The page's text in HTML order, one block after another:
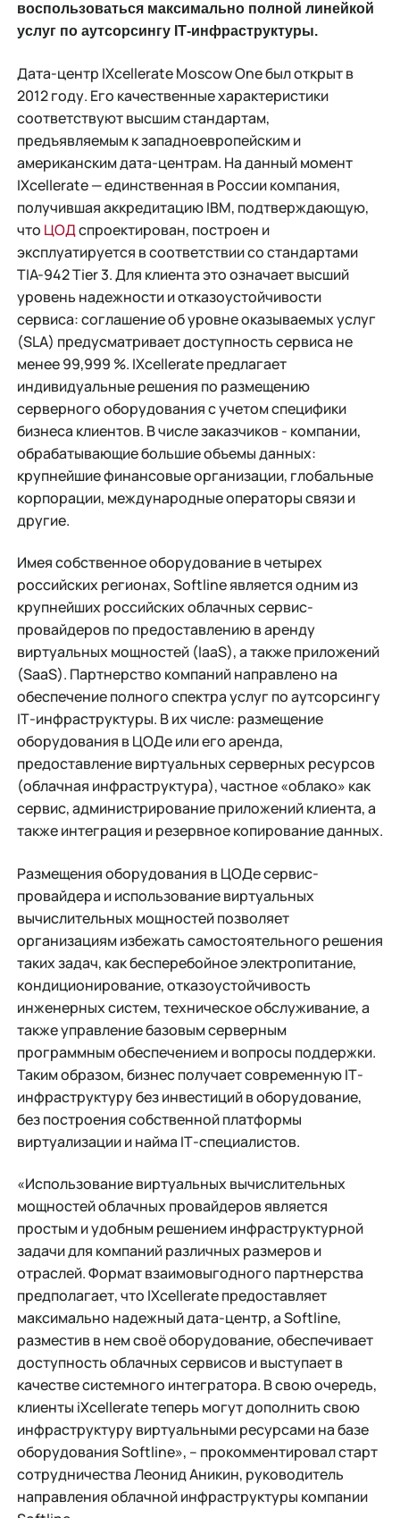
воспользоваться максимально полной линейкой
услуг по аутсорсингу IТ-инфраструктуры.
Дата-центр IXcellerate Moscow One был открыт в
2012 году. Его качественные характеристики
соответствуют высшим стандартам,
предъявляемым к западноевропейским и
американским дата-центрам. На данный момент
IXcellerate — единственная в России компания,
получившая аккредитацию IBM, подтверждающую,
что ЦОДспроектирован, построен и
эксплуатируется в соответствии со стандартами
TIA-942 Tier 3. Для клиента это означает высший
уровень надежности и отказоустойчивости
сервиса: соглашение об уровне оказываемых услуг
(SLA) предусматривает доступность сервиса не
менее 99,999 %. IXcellerate предлагает
индивидуальные решения по размещению
серверного оборудования с учетом специфики
бизнеса клиентов. В числе заказчиков - компании,
обрабатывающие большие объемы данных:
крупнейшие финансовые организации, глобальные
корпорации, международные операторы связи и
другие.
Имея собственное оборудование в четырех
российских регионах, Softline является одним из
крупнейших российских облачных сервис-
провайдеров по предоставлению в аренду
виртуальных мощностей (IaaS), а также приложений
(SaaS). Партнерство компаний направлено на
обеспечение полного спектра услуг по аутсорсингу
IТ-инфраструктуры. В их числе: размещение
оборудования в ЦОДе или его аренда,
предоставление виртуальных серверных ресурсов
(облачная инфраструктура), частное «облако» как
сервис, администрирование приложений клиента, а
также интеграция и резервное копирование данных.
Размещения оборудования в ЦОДе сервис-
провайдера и использование виртуальных
вычислительных мощностей позволяет
организациям избежать самостоятельного решения
таких задач, как бесперебойное электропитание,
кондиционирование, отказоустойчивость
инженерных систем, техническое обслуживание, а
также управление базовым серверным
программным обеспечением и вопросы поддержки.
Таким образом, бизнес получает современную IТ-
инфраструктуру без инвестиций в оборудование,
без построения собственной платформы
виртуализации и найма IТ-специалистов.
«Использование виртуальных вычислительных
мощностей облачных провайдеров является
простым и удобным решением инфраструктурной
задачи для компаний различных размеров и
отраслей. Формат взаимовыгодного партнерства
предполагает, что IXcellerate предоставляет
максимально надeжный дата-центр, а Softline,
разместив в нем своё оборудование, обеспечивает
доступность облачных сервисов и выступает в
качестве системного интегратора. В свою очередь,
клиенты iXcellerate теперь могут дополнить свою
инфраструктуру виртуальными ресурсами на базе
оборудования Softline», – прокомментировал старт
сотрудничества Леонид Аникин, руководитель
направления облачной инфраструктуры компании